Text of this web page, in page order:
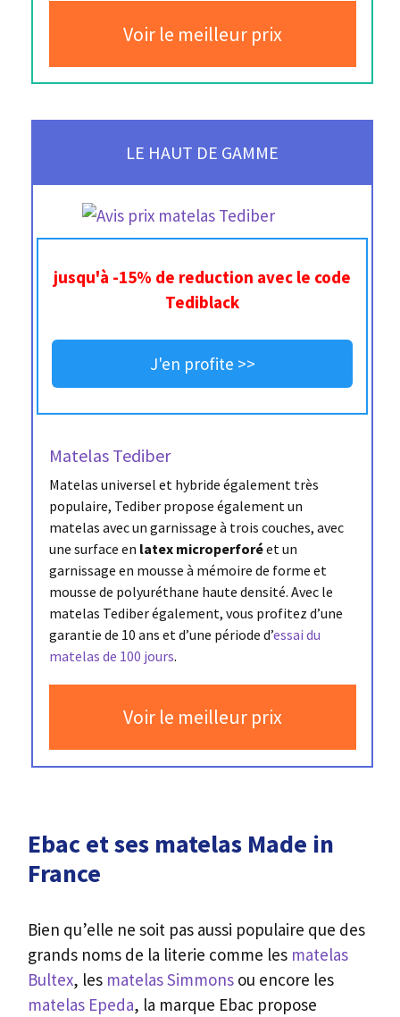
Voir le meilleur prix
LE HAUT DE GAMME
jusqu'à -15% de reduction avec le code
Tediblack
J'en profite >>
Matelas Tediber
Matelas universel et hybride également très
populaire, Tediber propose également un
matelas avec un garnissage à trois couches, avec
une surface en latex microperforéet un
garnissage en mousse à mémoire de forme et
mousse de polyuréthane haute densité. Avec le
matelas Tediber également, vous profitez d’une
garantie de 10 ans et d’une période d’essai du
matelas de 100 jours.
Voir le meilleur prix
Ebac et ses matelas Made in
France
Bien qu’elle ne soit pas aussi populaire que des
grands noms de la literie comme les matelas
Bultex, les matelas Simmons ou encore les
matelas Epeda, la marque Ebac propose